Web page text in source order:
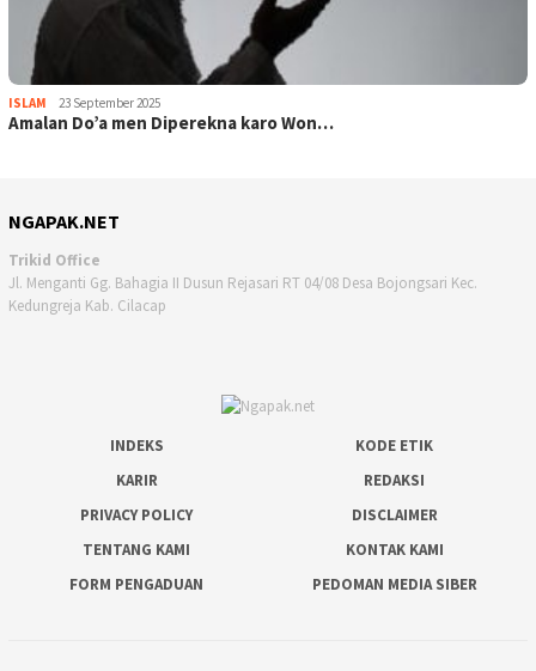
ISLAM 23 September 2025
Amalan Do’a men Diperekna karo Won…
NGAPAK.NET
Trikid Office
Jl. Menganti Gg. Bahagia II Dusun Rejasari RT 04/08 Desa Bojongsari Kec.
Kedungreja Kab. Cilacap
INDEKS
KODE ETIK
KARIR
REDAKSI
PRIVACY POLICY
DISCLAIMER
TENTANG KAMI
KONTAK KAMI
FORM PENGADUAN
PEDOMAN MEDIA SIBER